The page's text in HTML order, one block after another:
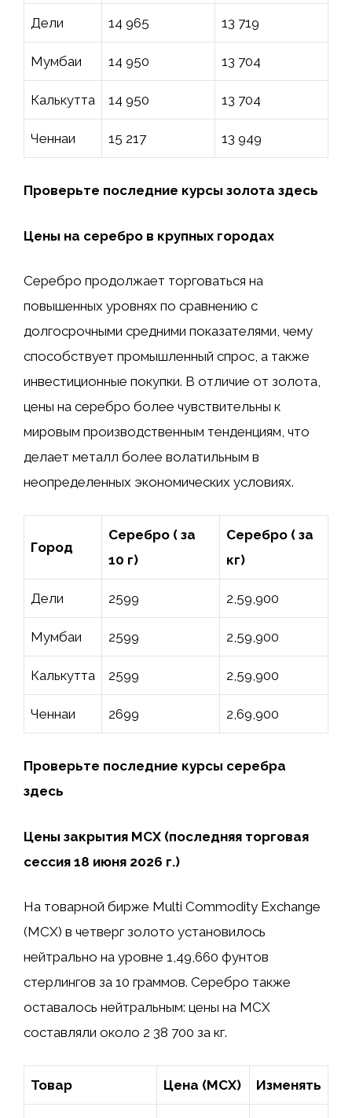
Дели 14 965 13 719
Мумбаи 14 950 13 704
Калькутта 14 950 13 704
Ченнаи 15 217 13 949
Проверьте последние курсы золота здесь
Цены на серебро в крупных городах
Серебро продолжает торговаться на
повышенных уровнях по сравнению с
долгосрочными средними показателями, чему
способствует промышленный спрос, а также
инвестиционные покупки. В отличие от золота,
цены на серебро более чувствительны к
мировым производственным тенденциям, что
делает металл более волатильным в
неопределенных экономических условиях.
Город
Серебро (₹ за
10 г)
Серебро (₹ за
кг)
Дели 2599 2,59,900
Мумбаи 2599 2,59,900
Калькутта 2599 2,59,900
Ченнаи 2699 2,69,900
Проверьте последние курсы серебра
здесь
Цены закрытия MCX (последняя торговая
сессия 18 июня 2026 г.)
На товарной бирже Multi Commodity Exchange
(MCX) в четверг золото установилось
нейтрально на уровне 1,49,660 фунтов
стерлингов за 10 граммов. Серебро также
оставалось нейтральным: цены на MCX
составляли около 2 38 700 за кг.
Товар Цена (MCX) Изменять